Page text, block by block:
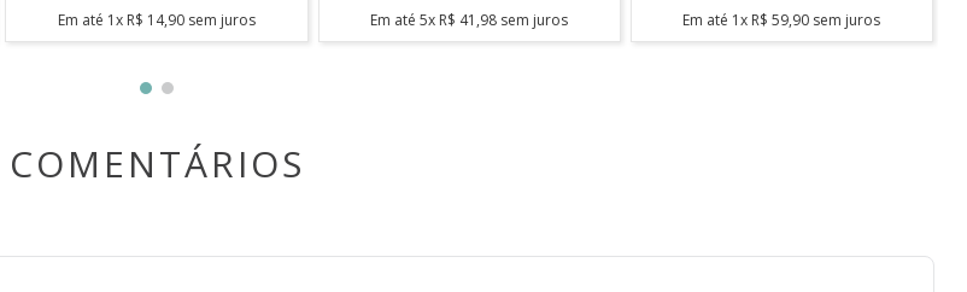
Em até 1x R$ 14,90 sem juros Em até5x R$ 41,98 sem juros Em até 1x R$ 59,90 sem juros
COMENTÁRIOS